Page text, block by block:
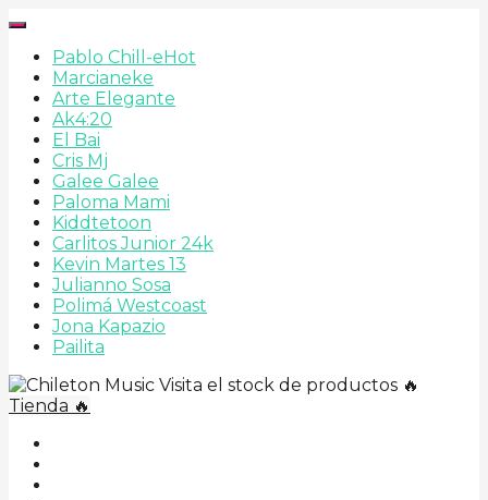
Pablo Chill-eHot
Marcianeke
Arte Elegante
Ak4:20
El Bai
Cris Mj
Galee Galee
Paloma Mami
Kiddtetoon
Carlitos Junior 24k
Kevin Martes 13
Julianno Sosa
Polimá Westcoast
Jona Kapazio
Pailita
Visita el stock de productos 🔥
Tienda 🔥